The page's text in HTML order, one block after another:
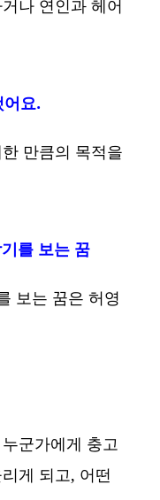
나 연인과 헤어
요.
만큼의 목적을
를 보는 꿈
보는 꿈은 허영
군가에게 충고
게 되고, 어떤